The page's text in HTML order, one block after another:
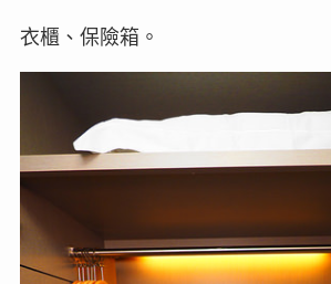
衣櫃、保險箱。